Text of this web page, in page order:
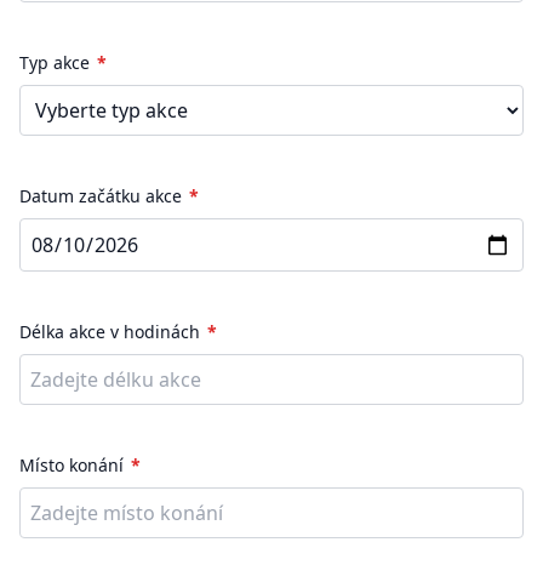
Typ akce
Datum začátku akce
Délka akce v hodinách
Místo konání